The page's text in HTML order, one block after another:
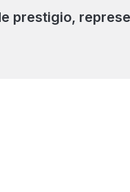
prestigio,